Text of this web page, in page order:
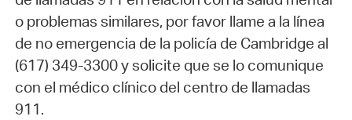
o problemas similares, por favor llame a la línea
de no emergencia de la policía de Cambridge al
(617) 349-3300 y solicite que se lo comunique
con el médico clínico del centro de llamadas
911.